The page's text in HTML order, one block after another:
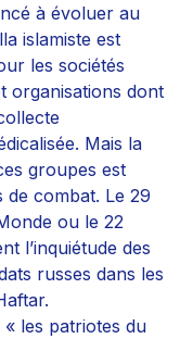
à évoluer au
islamiste est
les sociétés
organisations dont
Mais la
groupes est
combat. Le 29
ou le 22
l’inquiétude des
russes dans les
les patriotes du